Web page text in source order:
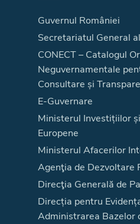
Guvernul României
Secretariatul General
CONECT – Catalogul
Neguvernamentale
Consultare și
E-Guvernare
Ministerul Investițiilor
Europene
Ministerul Afacerilor
Agenţia de Dezvoltare
Direcţia Generală de
Direcția pentru
Administrarea Bazelor